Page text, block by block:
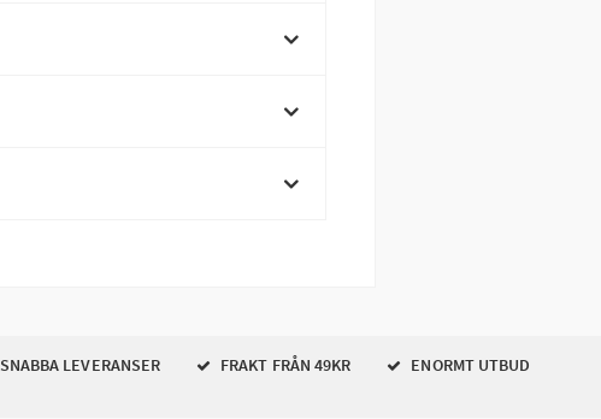
SNABBA LEVERANSER FRAKT FRÅN 49KR ENORMT UTBUD